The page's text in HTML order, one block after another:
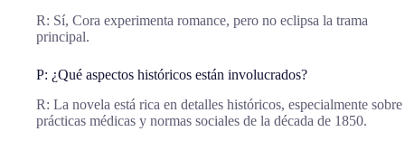
R: Sí, Cora experimenta romance, pero no eclipsa la trama
principal.
P: ¿Qué aspectos históricos están involucrados?
R: La novela está rica en detalles históricos, especialmente sobre
prácticas médicas y normas sociales de la década de 1850.